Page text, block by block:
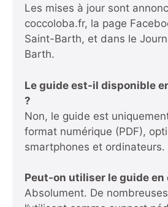
Les mises à jour sont
coccoloba.fr, la page
Saint-Barth, et dans le
Barth.
Le guide est-il disponible
?
Non, le guide est
format numérique (PDF),
smartphones et ordinateurs.
Peut-on utiliser le guide en
Absolument. De